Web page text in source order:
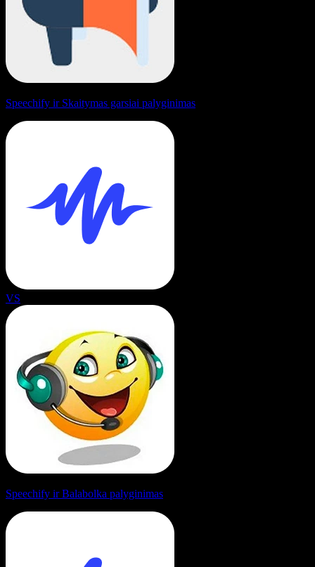
Speechify ir Skaitymas garsiai palyginimas
VS
Speechify ir Balabolka palyginimas